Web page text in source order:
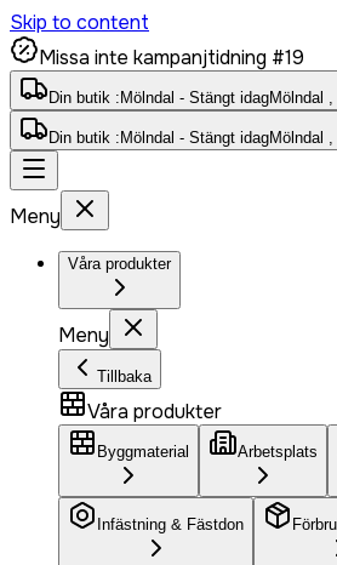
Skip to content
Missa inte kampanjtidning #19
Din butik : Mölndal - Stängt idagMölndal
Din butik : Mölndal - Stängt idagMölndal
Meny
Våra produkter
Meny
Tillbaka
Våra produkter
Byggmaterial Arbetsplats
Infästning & Fästdon